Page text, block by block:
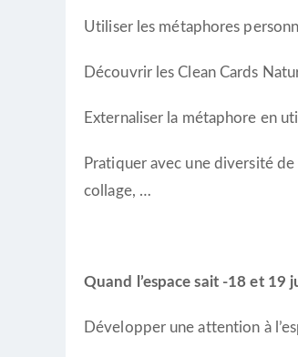
Utiliser les métaphores
Découvrir les Clean Cards
Externaliser la métaphore en
Pratiquer avec une diversité
collage, …
Quand l’espace sait -18 et 19
Développer une attention à